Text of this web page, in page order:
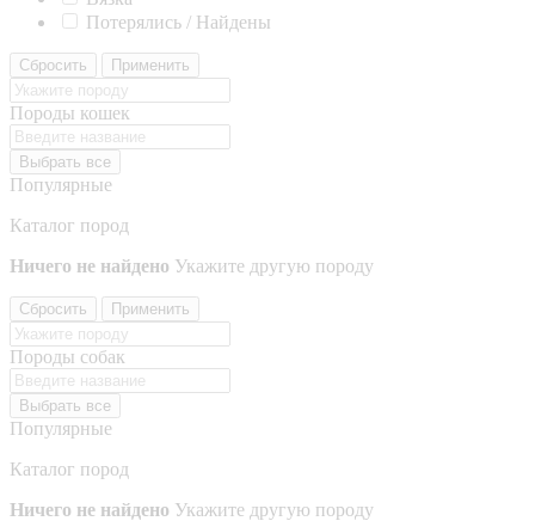
Потерялись / Найдены
Сбросить Применить
Породы кошек
Выбрать все
Популярные
Каталог пород
Ничего не найдено Укажите другую породу
Сбросить Применить
Породы собак
Выбрать все
Популярные
Каталог пород
Ничего не найдено Укажите другую породу